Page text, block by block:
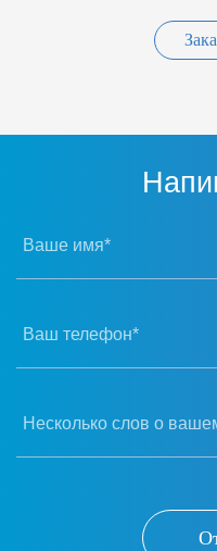
Ваше имя*
Ваш телефон*
Несколько слов о